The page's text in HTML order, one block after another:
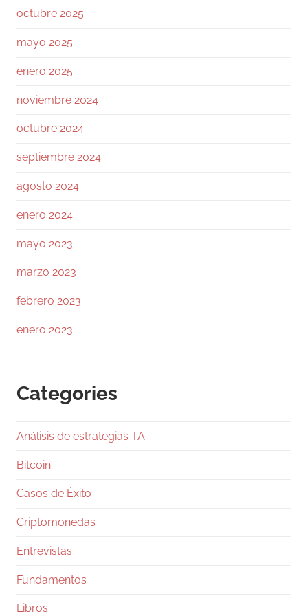
José Siles | AI | Data
CLAUDE:"HAS ALCANZADO EL LÍMITE DE
155
El mercado de $BTC muestra una calma
no hay excesos. Las ballenas mantienen ratio
es sólido, pero la resistencia en 64.5k frena el
Ramiro (Book&Trading) Retweeted
Salió Claude Opus 5, ya lo están
en dos días te van a llenar el feed de tablas
pará un segundo.
Los números, rápido: Fable 5 va 10 y 50
octubre 2025
mayo 2025
enero 2025
noviembre 2024
octubre 2024
septiembre 2024
agosto 2024
enero 2024
mayo 2023
marzo 2023
febrero 2023
enero 2023
Categories
Análisis de estrategias TA
Bitcoin
Casos de Éxito
Criptomonedas
Entrevistas
Fundamentos
Libros